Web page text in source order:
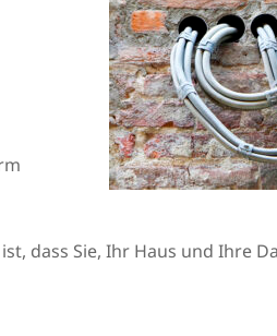
dass Sie, Ihr Haus und Ihre